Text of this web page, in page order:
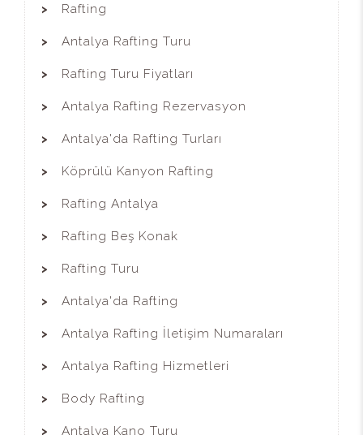
Rafting
Antalya Rafting Turu
Rafting Turu Fiyatları
Antalya Rafting Rezervasyon
Antalya'da Rafting Turları
Köprülü Kanyon Rafting
Rafting Antalya
Rafting Beş Konak
Rafting Turu
Antalya'da Rafting
Antalya Rafting İletişim Numaraları
Antalya Rafting Hizmetleri
Body Rafting
Antalya Kano Turu